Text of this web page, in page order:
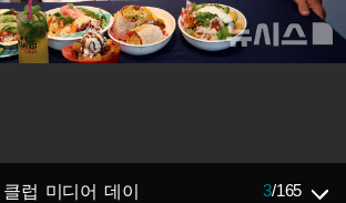
럽 미디어 데이 3/165